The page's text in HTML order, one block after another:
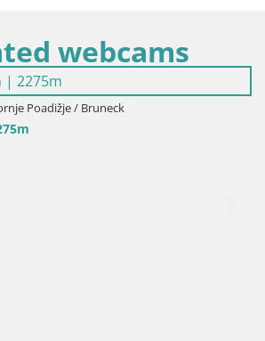
webcams
Poadižje / Bruneck